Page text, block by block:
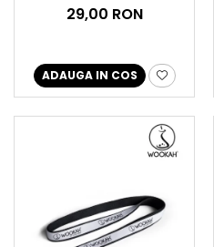
29,00 RON
ADAUGA IN COS